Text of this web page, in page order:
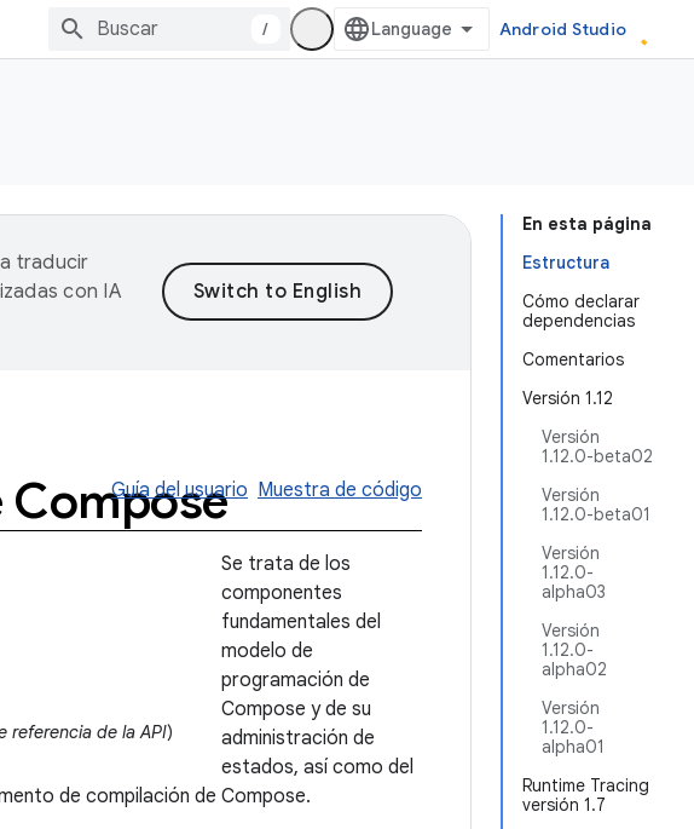
/ Android Studio
En esta página
Estructura
Cómo declarar
dependencias
Comentarios
Versión 1.12
Versión
1.12.0-beta02
Versión
1.12.0-beta01
Versión
1.12.0-
alpha03
Versión
1.12.0-
alpha02
Versión
1.12.0-
alpha01
Runtime Tracing
versión 1.7
traducir
con IA
Compose
Guía del usuario Muestra de código
referencia de la API)
Se trata de los
componentes
fundamentales del
modelo de
programación de
Compose y de su
administración de
estados, así como del
de compilación de Compose.